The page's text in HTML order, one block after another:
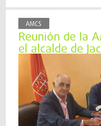
AMCS
Reunión de la
el alcalde de